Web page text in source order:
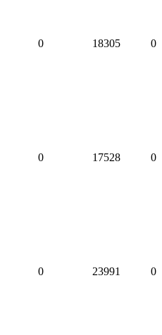
0 18305 0
0 17528 0
0 23991 0